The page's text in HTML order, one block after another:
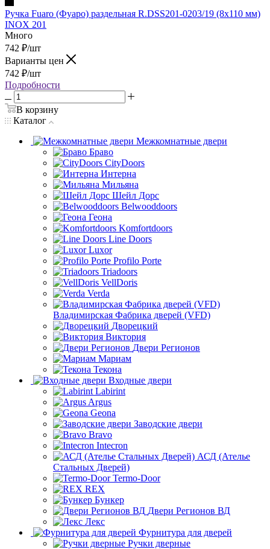
Ручка Fuaro (Фуаро) раздельная R.DSS201-0203/19 (8х110 мм)
INOX 201
Много
742 ₽/шт
Варианты цен
742 ₽/шт
Подробности
В корзину
Каталог
Межкомнатные двери
Браво
CityDoors
Интерна
Мильяна
Шейл Дорс
Belwooddoors
Геона
Komfortdoors
Line Doors
Luxor
Profilo Porte
Triadoors
VellDoris
Verda
Владимирская Фабрика дверей (VFD)
Дворецкий
Виктория
Двери Регионов
Мариам
Текона
Входные двери
Labirint
Argus
Geona
Заводские двери
Bravo
Intecron
АСД (Ателье
Стальных Дверей)
Termo-Door
REX
Бункер
Двери Регионов ВД
Лекс
Фурнитура для дверей
Ручки дверные